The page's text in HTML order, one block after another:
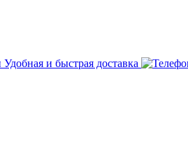
Удобная и быстрая доставка